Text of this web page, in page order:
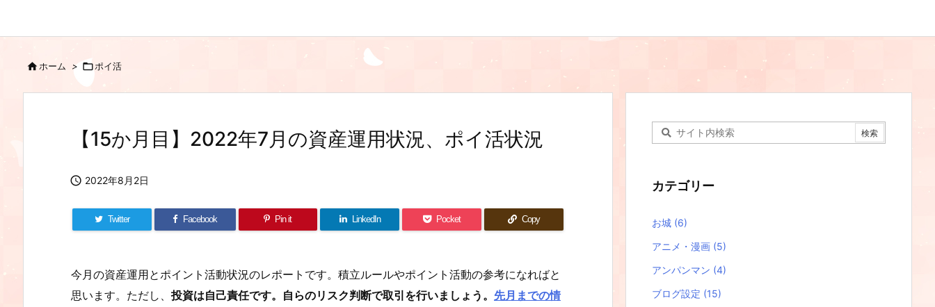
ホーム > ポイ活
【15か月目】2022年7月の資産運用状況、ポイ活状況
 2022年8月2日
Twitter Facebook Pin it LinkedIn Pocket Copy
今月の資産運用とポイント活動状況のレポートです。積立ルールやポイント活動の参考になればと
思います。ただし、 投資は自己責任です。自らのリスク判断で取引を行いましょう。 先月までの情
カテゴリー
お城 (6)
アニメ・漫画 (5)
アンパンマン (4)
ブログ設定 (15)